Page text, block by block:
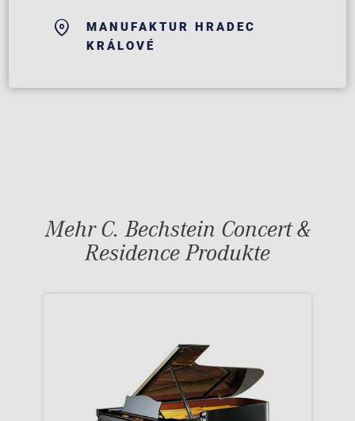
MANUFAKTUR HRADEC
KRÁLOVÉ
Mehr C. Bechstein Concert &
Residence Produkte